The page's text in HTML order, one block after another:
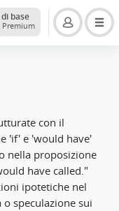
base
con il
'if' e 'would have'
nella proposizione
have called."
ipotetiche nel
speculazione sui